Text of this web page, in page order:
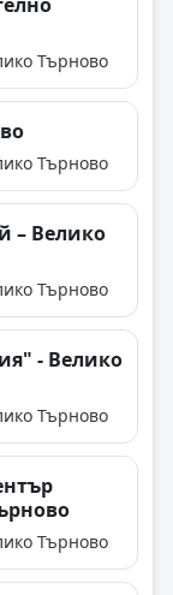
Търново
Търново
– Велико
Търново
- Велико
Търново
Търново